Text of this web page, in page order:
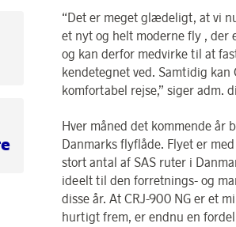
“Det er meget glædeligt, at vi
et nyt og helt moderne fly , der
og kan derfor medvirke til at
kendetegnet ved. Samtidig
komfortabel rejse,” siger adm.
Hver måned det kommende år
Danmarks flyflåde. Flyet er
stort antal af SAS ruter i
ideelt til den forretnings- og
disse år. At CRJ-900 NG er et
hurtigt frem, er endnu en